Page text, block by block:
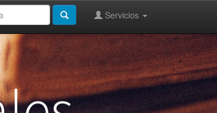
Servicios